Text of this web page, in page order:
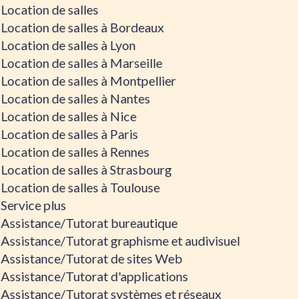
Location de salles
Location de salles à Bordeaux
Location de salles à Lyon
Location de salles à Marseille
Location de salles à Montpellier
Location de salles à Nantes
Location de salles à Nice
Location de salles à Paris
Location de salles à Rennes
Location de salles à Strasbourg
Location de salles à Toulouse
Service plus
Assistance/Tutorat bureautique
Assistance/Tutorat graphisme et audivisuel
Assistance/Tutorat de sites Web
Assistance/Tutorat d'applications
Assistance/Tutorat systèmes et réseaux